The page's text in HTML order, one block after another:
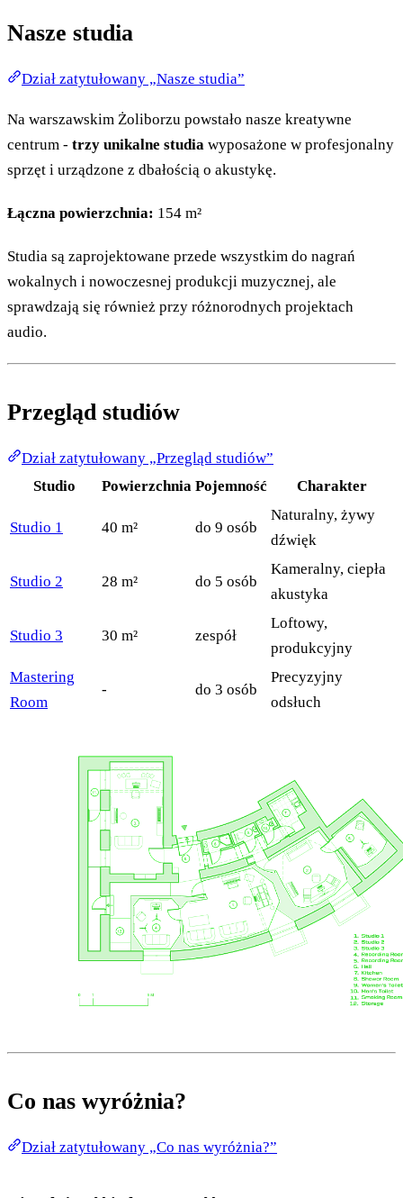
Nasze studia
Dział zatytułowany „Nasze studia”
Na warszawskim Żoliborzu powstało nasze kreatywne
centrum - trzy unikalne studia wyposażone w profesjonalny
sprzęt i urządzone z dbałością o akustykę.
Łączna powierzchnia: 154 m²
Studia są zaprojektowane przede wszystkim do nagrań
wokalnych i nowoczesnej produkcji muzycznej, ale
sprawdzają się również przy różnorodnych projektach
audio.
Przegląd studiów
Dział zatytułowany „Przegląd studiów”
Studio
Powierzchnia Pojemność Charakter
Studio 1 40 m² do 9 osób
Naturalny, żywy
dźwięk
Studio 2 28 m² do 5 osób
Kameralny, ciepła
akustyka
Studio 3 30 m² zespół
Loftowy,
produkcyjny
Mastering
Room
- do 3 osób
Precyzyjny
odsłuch
Co nas wyróżnia?
Dział zatytułowany „Co nas wyróżnia?”